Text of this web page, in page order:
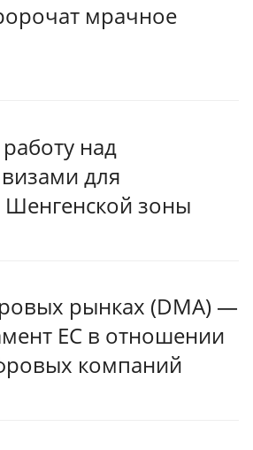
мрачное
над
для
Шенгенской зоны
рынках (DMA) —
ЕС в отношении
компаний